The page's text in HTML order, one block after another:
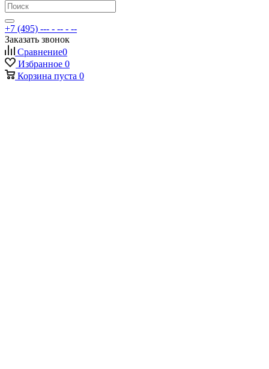
+7 (495) --- - -- - --
Заказать звонок
Сравнение0
Избранное 0
Корзина пуста 0